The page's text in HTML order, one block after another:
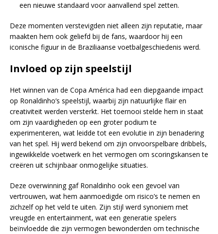
een nieuwe standaard voor aanvallend spel zetten.
Deze momenten verstevigden niet alleen zijn reputatie, maar
maakten hem ook geliefd bij de fans, waardoor hij een
iconische figuur in de Braziliaanse voetbalgeschiedenis werd.
Invloed op zijn speelstijl
Het winnen van de Copa América had een diepgaande impact
op Ronaldinho’s speelstijl, waarbij zijn natuurlijke flair en
creativiteit werden versterkt. Het toernooi stelde hem in staat
om zijn vaardigheden op een groter podium te
experimenteren, wat leidde tot een evolutie in zijn benadering
van het spel. Hij werd bekend om zijn onvoorspelbare dribbels,
ingewikkelde voetwerk en het vermogen om scoringskansen te
creëren uit schijnbaar onmogelijke situaties.
Deze overwinning gaf Ronaldinho ook een gevoel van
vertrouwen, wat hem aanmoedigde om risico’s te nemen en
zichzelf op het veld te uiten. Zijn stijl werd synoniem met
vreugde en entertainment, wat een generatie spelers
beïnvloedde die zijn vermogen bewonderden om technische